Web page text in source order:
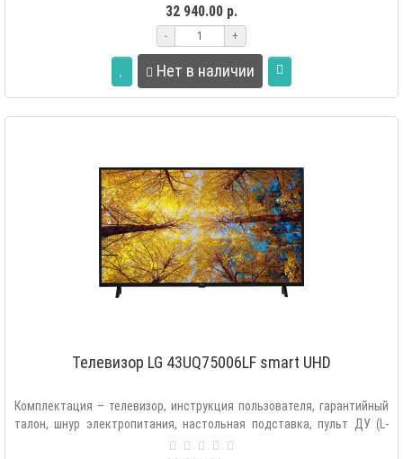
32 940.00 р.
- +
Нет в наличии
Телевизор LG 43UQ75006LF smart UHD
Комплектация – телевизор, инструкция пользователя, гарантийный
талон, шнур электропитания, настольная подставка, пульт ДУ (L-